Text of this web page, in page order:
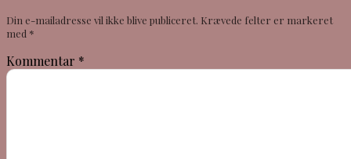
Din e-mailadresse vil ikke blive publiceret. Krævede felter er markeret
med *
Kommentar *